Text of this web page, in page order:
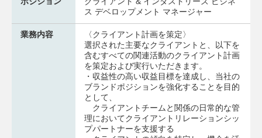
ス デベロップメント マネージャー
業務内容
〈クライアント計画を策定〉
選択された主要なクライアントと、以下を
含むすべての関連活動のクライアント計画
を策定および実行いただきます。
・収益性の高い収益目標を達成し、当社の
ブランドポジションを強化することを目的
として、
クライアントチームと関係の日常的な管
理においてクライアントリレーションシッ
プパートナーを支援する